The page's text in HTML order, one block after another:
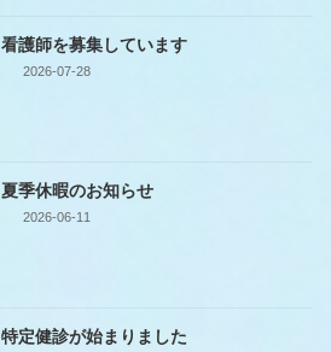
看護師を募集しています
2026-07-28
夏季休暇のお知らせ
2026-06-11
特定健診が始まりました